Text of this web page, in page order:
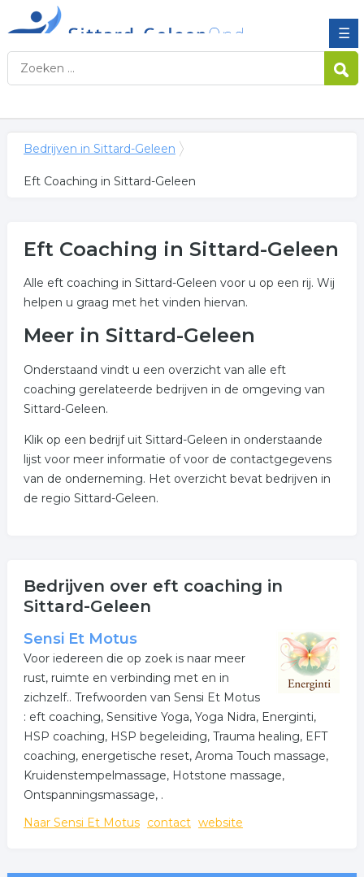
☰
Bedrijven in Sittard-Geleen
Eft Coaching in Sittard-Geleen
Eft Coaching in Sittard-Geleen
Alle eft coaching in Sittard-Geleen voor u op een rij. Wij
helpen u graag met het vinden hiervan.
Meer in Sittard-Geleen
Onderstaand vindt u een overzicht van alle eft
coaching gerelateerde bedrijven in de omgeving van
Sittard-Geleen.
Klik op een bedrijf uit Sittard-Geleen in onderstaande
lijst voor meer informatie of voor de contactgegevens
van de onderneming. Het overzicht bevat bedrijven in
de regio Sittard-Geleen.
Bedrijven over eft coaching in
Sittard-Geleen
Sensi Et Motus
Voor iedereen die op zoek is naar meer
rust, ruimte en verbinding met en in
zichzelf.. Trefwoorden van Sensi Et Motus
: eft coaching, Sensitive Yoga, Yoga Nidra, Energinti,
HSP coaching, HSP begeleiding, Trauma healing, EFT
coaching, energetische reset, Aroma Touch massage,
Kruidenstempelmassage, Hotstone massage,
Ontspanningsmassage, .
Naar Sensi Et Motus contact website